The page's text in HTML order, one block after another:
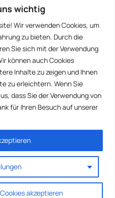
wichtig
Wir verwenden Cookies, um
zu bieten. Durch die
Sie sich mit der Verwendung
können auch Cookies
Inhalte zu zeigen und Ihnen
zu erleichtern. Wenn Sie
dass Sie der Verwendung von
für Ihren Besuch auf unserer
akzeptieren